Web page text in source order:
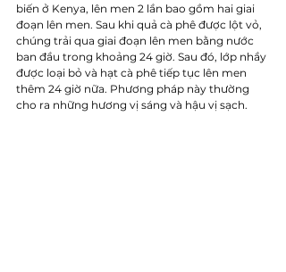
biến ở Kenya, lên men 2 lần bao gồm hai giai
đoạn lên men. Sau khi quả cà phê được lột vỏ,
chúng trải qua giai đoạn lên men bằng nước
ban đầu trong khoảng 24 giờ. Sau đó, lớp nhầy
được loại bỏ và hạt cà phê tiếp tục lên men
thêm 24 giờ nữa. Phương pháp này thường
cho ra những hương vị sáng và hậu vị sạch.